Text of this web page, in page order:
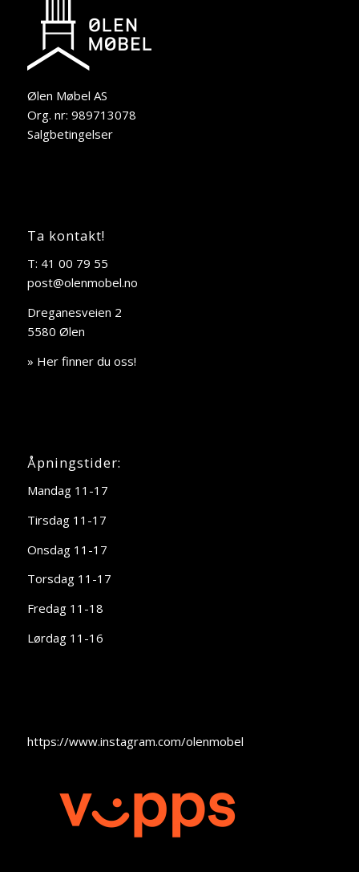
Ølen Møbel AS
Org. nr: 989713078
Salgbetingelser
Ta kontakt!
T: 41 00 79 55
post@olenmobel.no
Dreganesveien 2
5580 Ølen
» Her finner du oss!
Åpningstider:
Mandag 11-17
Tirsdag 11-17
Onsdag 11-17
Torsdag 11-17
Fredag 11-18
Lørdag 11-16
https://www.instagram.com/olenmobel